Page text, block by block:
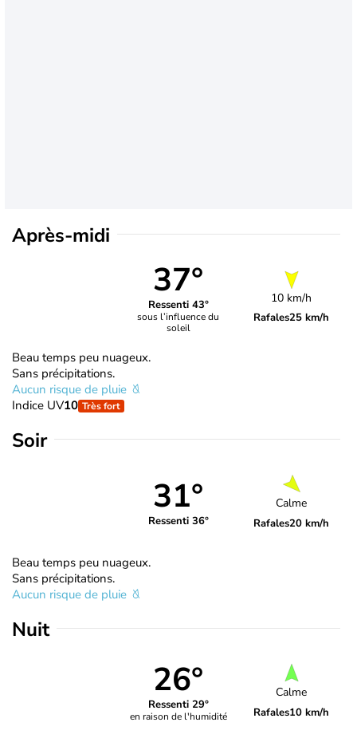
Après-midi
37°
Ressenti 43°
sous l’influence du
soleil
10 km/h
Rafales25 km/h
Beau temps peu nuageux.
Sans précipitations.
Aucun risque de pluie
Indice UV10 Très fort
Soir
31°
Ressenti 36°
Calme
Rafales20 km/h
Beau temps peu nuageux.
Sans précipitations.
Aucun risque de pluie
Nuit
26°
Ressenti 29°
en raison de l'humidité
Calme
Rafales10 km/h